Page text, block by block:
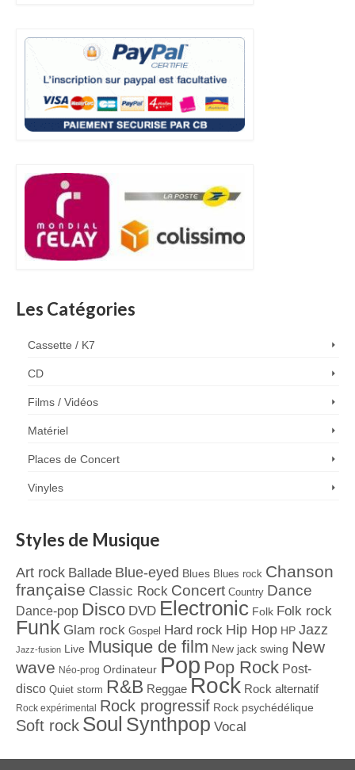
Les Catégories
Cassette / K7
CD
Films / Vidéos
Matériel
Places de Concert
Vinyles
Styles de Musique
Art rock Ballade Blue-eyed Blues Blues rock Chanson
française Classic Rock Concert Country Dance
Dance-pop Disco DVD Electronic Folk Folk rock
Funk Glam rock Gospel Hard rock Hip Hop HP Jazz
Jazz-fusion Live Musique de film New jack swing New
wave Néo-prog Ordinateur Pop Pop Rock Post-
disco Quiet storm R&B Reggae Rock Rock alternatif
Rock expérimental Rock progressif Rock psychédélique
Soft rock Soul Synthpop Vocal